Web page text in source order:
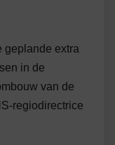
geplande extra
in de
van de
regiodirectrice